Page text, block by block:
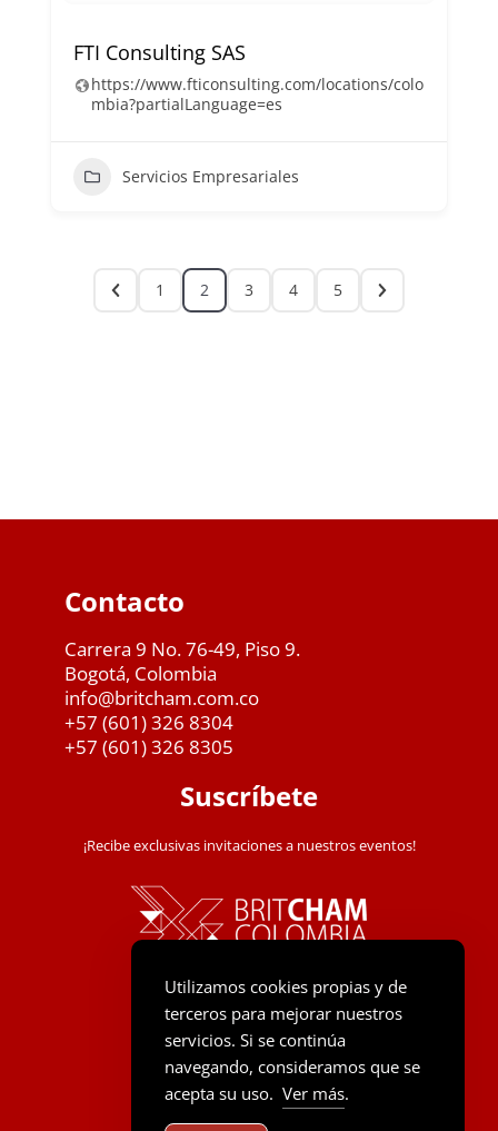
FTI Consulting SAS
https://www.fticonsulting.com/locations/colo
mbia?partialLanguage=es
Servicios Empresariales
1 2 3 4 5
Contacto
Carrera 9 No. 76-49, Piso 9.
Bogotá, Colombia
info@britcham.com.co
+57 (601) 326 8304
+57 (601) 326 8305
Suscríbete
¡Recibe exclusivas invitaciones a nuestros eventos!
Utilizamos cookies propias y de
terceros para mejorar nuestros
servicios. Si se continúa
navegando, consideramos que se
acepta su uso. Ver más.